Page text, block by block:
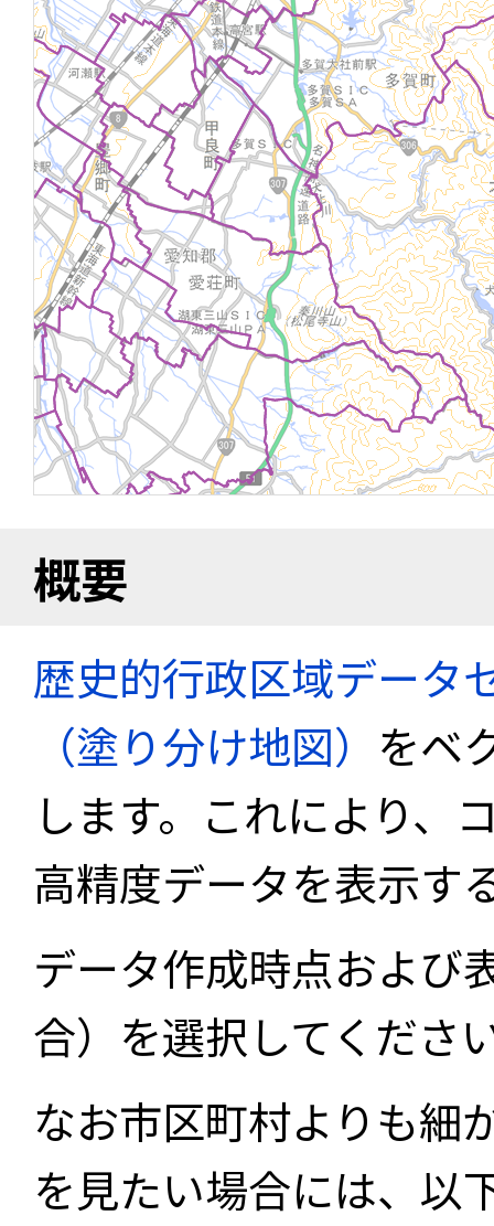
概要
歴史的行政区域データ
（塗り分け地図） をベ
します。これにより、
高精度データを表示す
データ作成時点および
合）を選択してくださ
なお市区町村よりも細
を見たい場合には、以